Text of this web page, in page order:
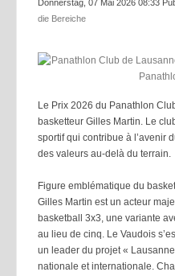
Donnerstag, 07 Mai 2026 08:33
die Bereiche
Le Prix 2026 du Panathlon
basketteur Gilles Martin. Le
sportif qui contribue à l’avenir
des valeurs au-delà du terrain.
Figure emblématique du
Gilles Martin est un acteur
basketball 3x3, une variante
au lieu de cinq. Le Vaudois
un leader du projet «
nationale et internationale.